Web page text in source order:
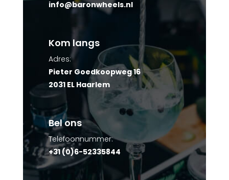
info@baronwheels.nl
Kom langs
Adres:
Pieter Goedkoopweg 16
2031 EL Haarlem
Bel ons
Telefoonnummer:
+31 (0)6-52335844